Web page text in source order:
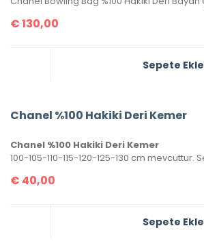
€130,00
Sepete Ekle
Chanel %100 Hakiki Deri Kemer
Chanel %100 Hakiki Deri Kemer
€ 40,00
Sepete Ekle